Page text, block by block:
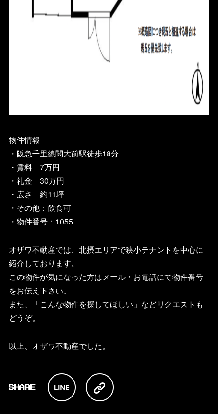
物件情報
・阪急千里線関大前駅徒歩18分
・賃料：7万円
・礼金：30万円
・広さ：約11坪
・その他：飲食可
・物件番号： 1055
オザワ不動産では、北摂エリアで狭小テナントを中心に
紹介しております。
この物件が気になった方はメール・お電話にて物件番号
をお伝え下さい。
また、「こんな物件を探してほしい」などリクエストも
どうぞ。
以上、オザワ不動産でした。